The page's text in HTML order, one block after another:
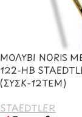
ΜΟΛΥΒΙ NORIS
122-HB
(ΣΥΣΚ-12ΤΕΜ)
STAEDTLER